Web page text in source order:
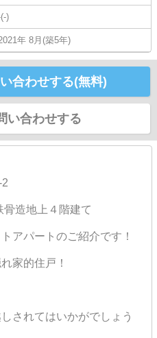
)
年 8月(築5年)
合わせする(無料)
い合わせする
地上４階建て
アパートのご紹介です！
家的住戸！
されてはいかがでしょう